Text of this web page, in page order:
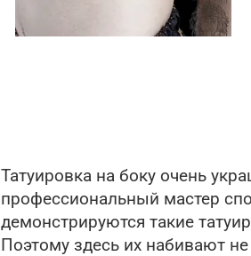
Татуировка на боку очень
профессиональный мастер
демонстрируются такие
Поэтому здесь их набивают